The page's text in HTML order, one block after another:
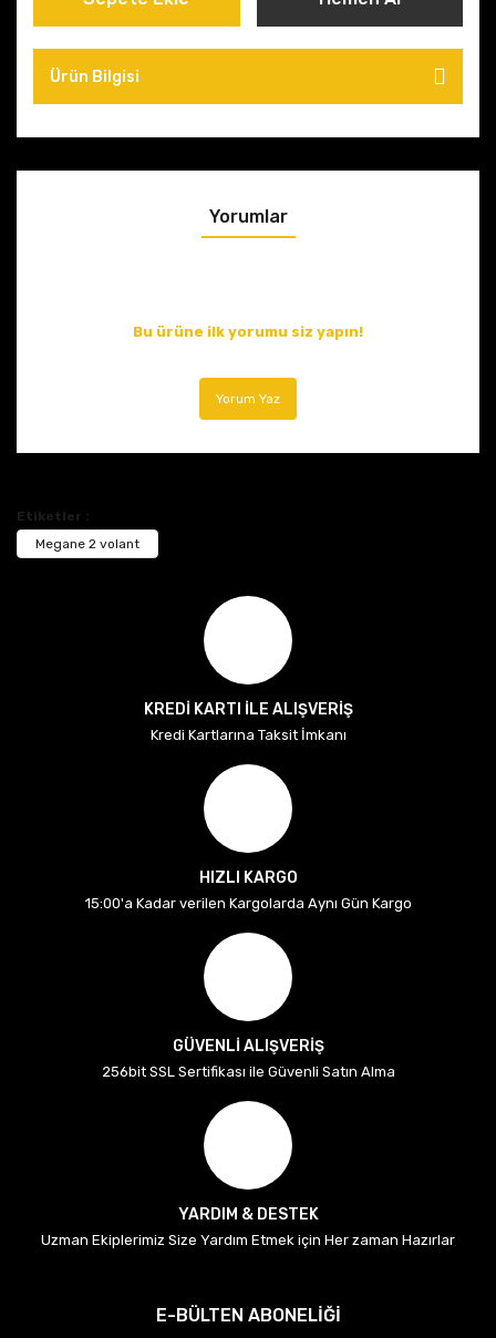
Ürün Bilgisi
Yorumlar
Bu ürüne ilk yorumu siz yapın!
Yorum Yaz
Etiketler :
Megane 2 volant
KREDİ KARTI İLE ALIŞVERİŞ
Kredi Kartlarına Taksit İmkanı
HIZLI KARGO
15:00'a Kadar verilen Kargolarda Aynı Gün Kargo
GÜVENLİ ALIŞVERİŞ
256bit SSL Sertifikası ile Güvenli Satın Alma
YARDIM & DESTEK
Uzman Ekiplerimiz Size Yardım Etmek için Her zaman Hazırlar
E-BÜLTEN ABONELİĞİ